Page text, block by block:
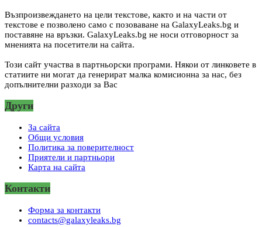
Възпроизвеждането на цели текстове, както и на части от
текстове е позволено само с позоваване на GalaxyLeaks.bg и
поставяне на връзки. GalaxyLeaks.bg не носи отговорност за
мненията на посетители на сайта.
Този сайт участва в партньорски програми. Някои от линковете в
статиите ни могат да генерират малка комисионна за нас, без
допълнителни разходи за Вас
Други
За сайта
Общи условия
Политика за поверителност
Приятели и партньори
Карта на сайта
Контакти
Форма за контакти
contacts@galaxyleaks.bg